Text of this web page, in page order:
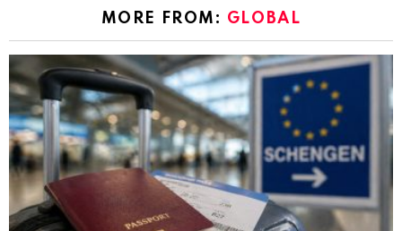
MORE FROM: GLOBAL